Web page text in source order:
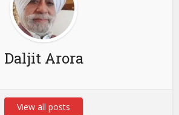
Daljit Arora
View all posts